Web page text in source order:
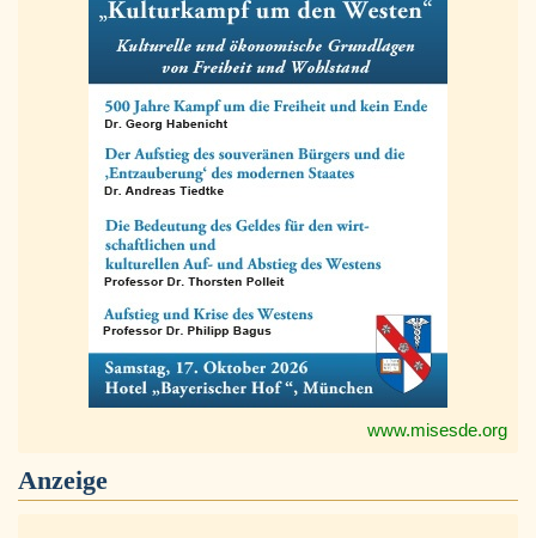
www.misesde.org
Anzeige